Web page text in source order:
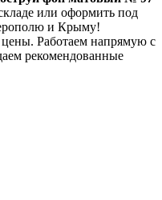
или оформить под
и Крыму!
цены. Работаем напрямую с
рекомендованные